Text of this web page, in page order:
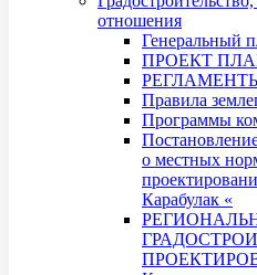
отношения
Генеральный
ПРОЕКТ
Правила
Программы
о местных
Карабулак «